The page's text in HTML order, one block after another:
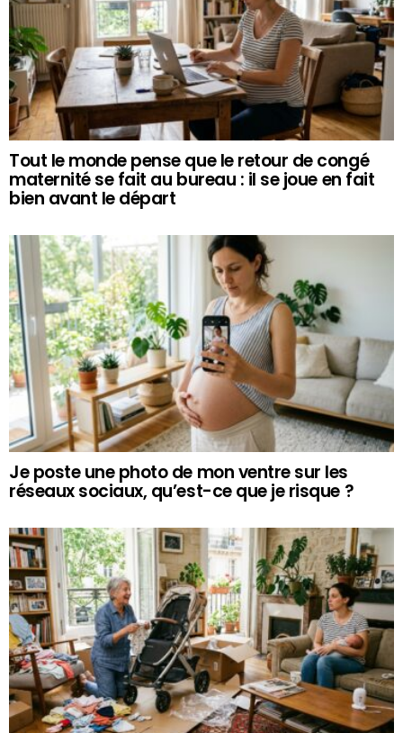
Tout le monde pense que le retour de congé
maternité se fait au bureau : il se joue en fait
bien avant le départ
Je poste une photo de mon ventre sur les
réseaux sociaux, qu’est-ce que je risque ?